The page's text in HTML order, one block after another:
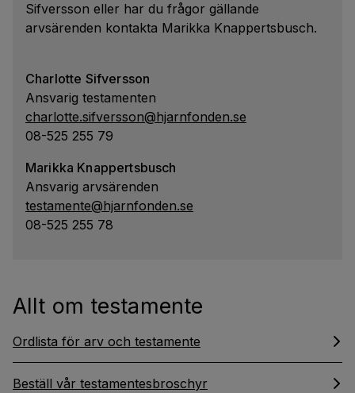
Sifversson eller har du frågor gällande
arvsärenden kontakta Marikka Knappertsbusch.
Charlotte Sifversson
Ansvarig testamenten
charlotte.sifversson@hjarnfonden.se
08-525 255 79
Marikka Knappertsbusch
Ansvarig arvsärenden
testamente@hjarnfonden.se
08-525 255 78
Allt om testamente
Ordlista för arv och testamente
Beställ vår testamentesbroschyr